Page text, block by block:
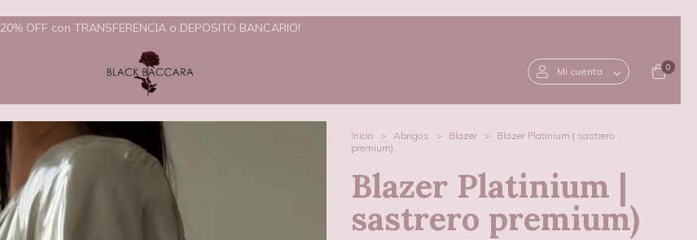
20% OFF con TRANSFERENCIA o DEPOSITO BANCARIO!
Mi cuenta 0
Inicio > Abrigos > Blazer >
Blazer Platinium | sastrero
premium)
Blazer Platinium |
sastrero premium)